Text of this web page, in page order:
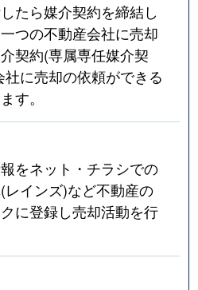
たら媒介契約を締結し
つの不動産会社に売却
契約(専属専任媒介契
に売却の依頼ができる
す。
をネット・チラシでの
インズ)など不動産の
に登録し売却活動を行